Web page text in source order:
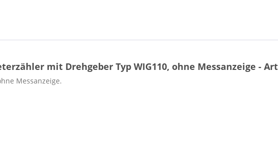
mit Drehgeber Typ WIG110, ohne Messanzeige -
Messanzeige.